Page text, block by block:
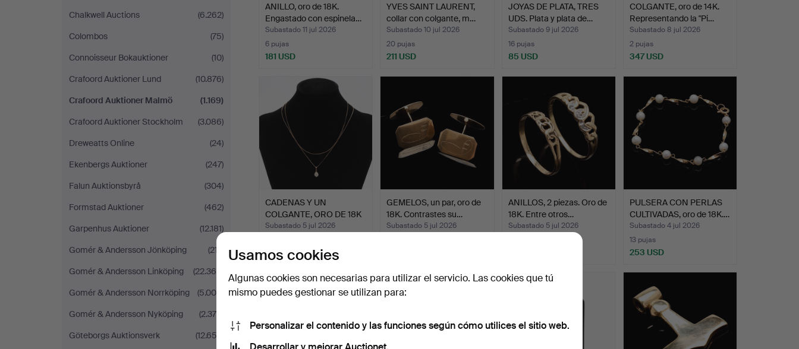
Chalkwell Auctions
(6.262)
Colombos
(75)
Connoisseur Bokauktioner
(10)
Crafoord Auktioner Lund
(10.876)
Crafoord Auktioner Malmö
(1.169)
Crafoord Auktioner Stockholm
(3.086)
Dreweatts Online
(24)
Ekenbergs Auktioner
(247)
Falun Auktionsbyrå
(304)
Formstad Auktioner
(462)
Garpenhus Auktioner
(12.181)
Gomér & Andersson Jönköping
(217)
Gomér & Andersson Linköping
(22.366)
Gomér & Andersson Norrköping
(5.008)
Gomér & Andersson Nyköping
(2.379)
Göteborgs Auktionsverk
(12.653)
ANILLO, oro de 18K.
Engastado con espinela…
Subastado 11 jul 2026
6 pujas
181 USD
YVES SAINT LAURENT,
collar con colgante, m…
Subastado 10 jul 2026
20 pujas
211 USD
JOYAS DE PLATA, TRES
UDS. Plata y plata de…
Subastado 9 jul 2026
16 pujas
85 USD
COLGANTE, oro de 14K.
Representando la "Pi…
Subastado 8 jul 2026
2 pujas
347 USD
CADENAS Y UN
COLGANTE, ORO DE 18K
Y 8K. PE…
Subastado 5 jul 2026
232 USD
GEMELOS, un par, oro de
18K. Contrastes su…
Subastado 5 jul 2026
ANILLOS, 2 piezas. Oro de
18K. Entre otros…
Subastado 5 jul 2026
PULSERA CON PERLAS
CULTIVADAS, oro de 18K.…
Subastado 4 jul 2026
13 pujas
253 USD
Usamos cookies
Algunas cookies son necesarias para utilizar el servicio. Las cookies que tú
mismo puedes gestionar se utilizan para:
Personalizar el contenido y las funciones según cómo utilices el sitio web.